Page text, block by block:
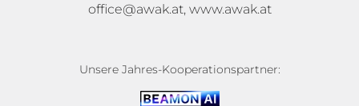
office@awak.at, www.awak.at
Unsere Jahres-Kooperationspartner: